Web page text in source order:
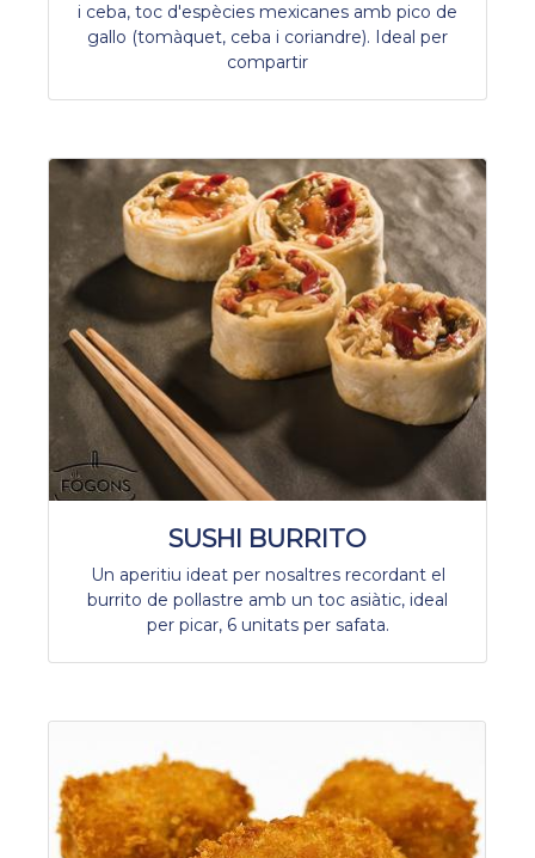
i ceba, toc d'espècies mexicanes amb pico de
gallo (tomàquet, ceba i coriandre). Ideal per
compartir
SUSHI BURRITO
Un aperitiu ideat per nosaltres recordant el
burrito de pollastre amb un toc asiàtic, ideal
per picar, 6 unitats per safata.